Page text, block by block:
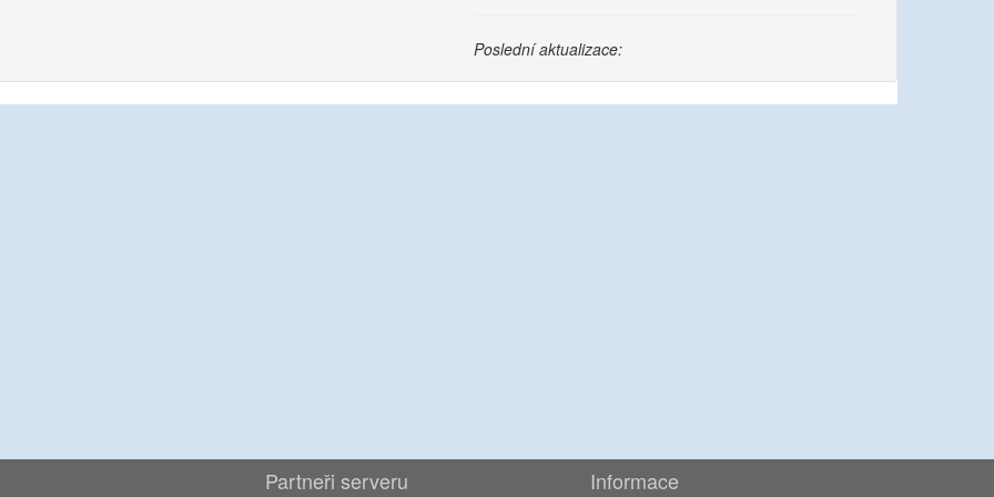
Poslední aktualizace:
Partneři serveru Informace